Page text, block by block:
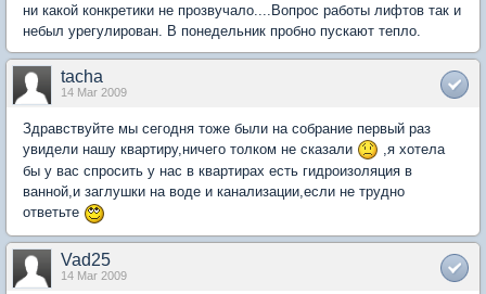
ни какой конкретики не прозвучало....Вопрос работы лифтов так и
небыл урегулирован. В понедельник пробно пускают тепло.
tacha
14 Mar 2009
Здравствуйте мы сегодня тоже были на собрание первый раз
увидели нашу квартиру,ничего толком не сказали
,я хотела
бы у вас спросить у нас в квартирах есть гидроизоляция в
ванной,и заглушки на воде и канализации,если не трудно
ответьте
Vad25
14 Mar 2009